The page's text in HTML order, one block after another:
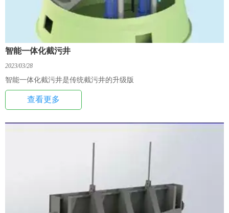
智能一体化截污井
2023/03/28
智能一体化截污井是传统截污井的升级版
查看更多